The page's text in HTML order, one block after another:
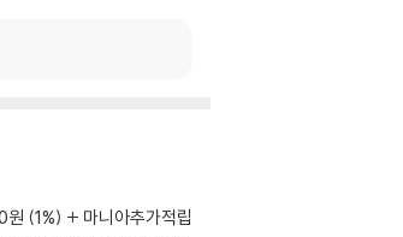
원 (1%) 마니아추가적립